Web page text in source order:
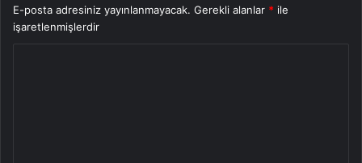
E-posta adresiniz yayınlanmayacak. Gerekli alanlar * ile
işaretlenmişlerdir